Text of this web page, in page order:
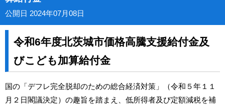
公開日 2024年07月08日
令和6年度北茨城市価格高騰支援給付金及
びこども加算給付金
国の「デフレ完全脱却のための総合経済対策」（令和５年１１
月２日閣議決定）の趣旨を踏まえ、低所得者及び定額減税を補